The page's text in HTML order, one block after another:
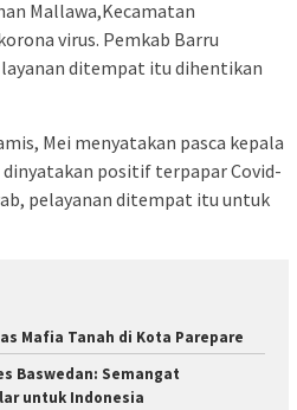
Mallawa,Kecamatan
virus. Pemkab Barru
ditempat itu dihentikan
Mei menyatakan pasca kepala
dinyatakan positif terpapar Covid-
pelayanan ditempat itu untuk
Mafia Tanah di Kota Parepare
Baswedan: Semangat
untuk Indonesia